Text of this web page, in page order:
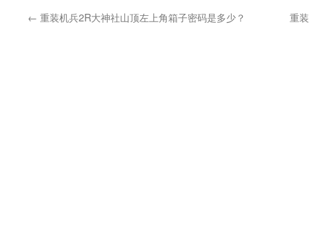
← 重装机兵2R大神社山顶左上角箱子密码是多少？ 重